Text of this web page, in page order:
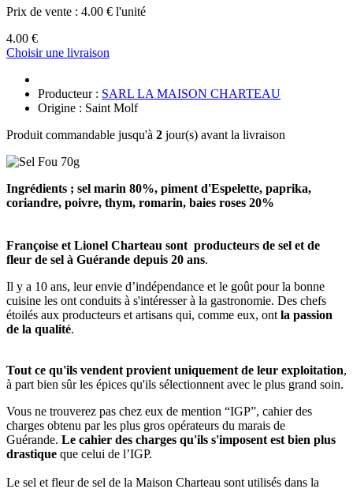
Prix de vente : 4.00 € l'unité
4.00 €
Choisir une livraison
Producteur : SARL LA MAISON CHARTEAU
Origine : Saint Molf
Produit commandable jusqu'à 2 jour(s) avant la livraison
Ingrédients ; sel marin 80%, piment d'Espelette, paprika,
coriandre, poivre, thym, romarin, baies roses 20%
Françoise et Lionel Charteau sont producteurs de sel et de
fleur de sel à Guérande depuis 20 ans.
Il y a 10 ans, leur envie d’indépendance et le goût pour la bonne
cuisine les ont conduits à s'intéresser à la gastronomie. Des chefs
étoilés aux producteurs et artisans qui, comme eux, ont la passion
de la qualité.
Tout ce qu'ils vendent provient uniquement de leur exploitation,
à part bien sûr les épices qu'ils sélectionnent avec le plus grand soin.
Vous ne trouverez pas chez eux de mention “IGP”, cahier des
charges obtenu par les plus gros opérateurs du marais de
Guérande. Le cahier des charges qu'ils s'imposent est bien plus
drastique que celui de l’IGP.
Le sel et fleur de sel de la Maison Charteau sont utilisés dans la